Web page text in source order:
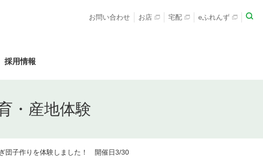
採用情報
お問い合わせ お店 宅配 eふれんず
・産地体験
団子作りを体験しました！ 開催日3/30